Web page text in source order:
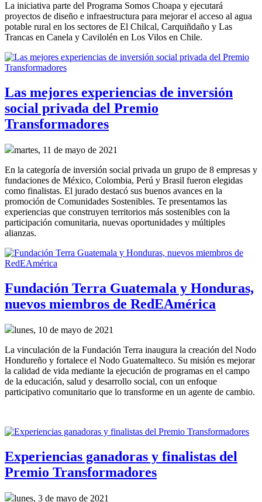
La iniciativa parte del Programa Somos Choapa y ejecutará
proyectos de diseño e infraestructura para mejorar el acceso al agua
potable rural en los sectores de El Chilcal, Carquiñdaño y Las
Trancas en Canela y Cavilolén en Los Vilos en Chile.
Las mejores experiencias de inversión
social privada del Premio
Transformadores
martes, 11 de mayo de 2021
En la categoría de inversión social privada un grupo de 8 empresas y
fundaciones de México, Colombia, Perú y Brasil fueron elegidas
como finalistas. El jurado destacó sus buenos avances en la
promoción de Comunidades Sostenibles. Te presentamos las
experiencias que construyen territorios más sostenibles con la
participación comunitaria, nuevas oportunidades y múltiples
alianzas.
Fundación Terra Guatemala y Honduras,
nuevos miembros de RedEAmérica
lunes, 10 de mayo de 2021
La vinculación de la Fundación Terra inaugura la creación del Nodo
Hondureño y fortalece el Nodo Guatemalteco. Su misión es mejorar
la calidad de vida mediante la ejecución de programas en el campo
de la educación, salud y desarrollo social, con un enfoque
participativo comunitario que lo transforme en un agente de cambio.
Experiencias ganadoras y finalistas del
Premio Transformadores
lunes, 3 de mayo de 2021